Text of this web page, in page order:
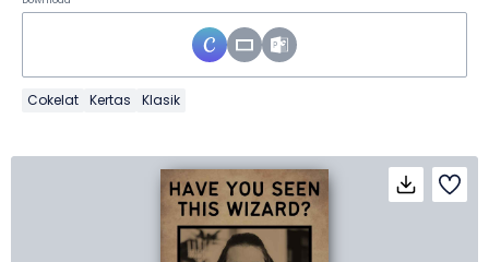
Cokelat Kertas Klasik